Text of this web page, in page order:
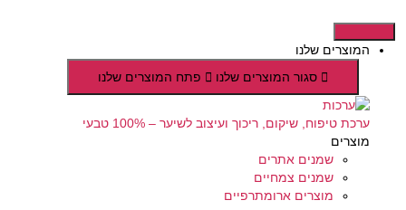
לתוכן
המוצרים שלנו
סגור המוצרים שלנו
פתח המוצרים שלנו
ערכת טיפוח, שיקום, ריכוך ועיצוב לשיער – 100% טבעי
מוצרים
שמנים אתרים
שמנים צמחיים
מוצרים ארומתרפיים